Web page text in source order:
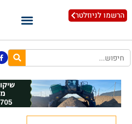
הרשמו לניוזלטר